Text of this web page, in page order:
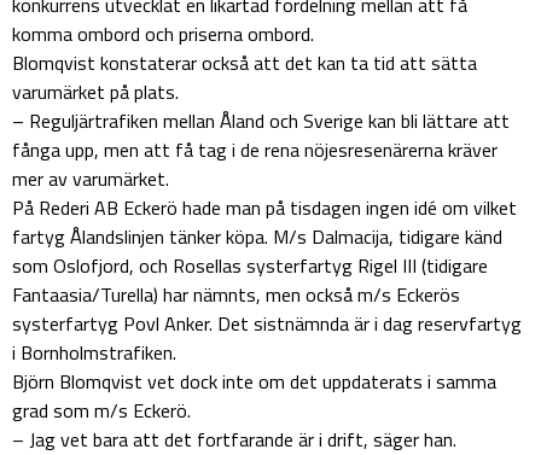
komma ombord och priserna ombord.
Blomqvist konstaterar också att det kan ta tid att sätta
varumärket på plats.
– Reguljärtrafiken mellan Åland och Sverige kan bli lättare att
fånga upp, men att få tag i de rena nöjesresenärerna kräver
mer av varumärket.
På Rederi AB Eckerö hade man på tisdagen ingen idé om vilket
fartyg Ålandslinjen tänker köpa. M/s Dalmacija, tidigare känd
som Oslofjord, och Rosellas systerfartyg Rigel III (tidigare
Fantaasia/Turella) har nämnts, men också m/s Eckerös
systerfartyg Povl Anker. Det sistnämnda är i dag reservfartyg
i Bornholmstrafiken.
Björn Blomqvist vet dock inte om det uppdaterats i samma
grad som m/s Eckerö.
– Jag vet bara att det fortfarande är i drift, säger han.